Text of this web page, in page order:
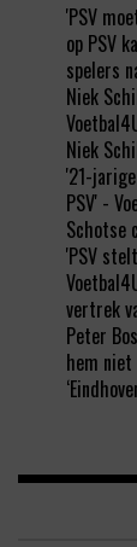
'PSV
op PSV
spelers
Niek
Niek
'21-
PSV' -
Schotse
'PSV
vertrek
Peter
hem niet